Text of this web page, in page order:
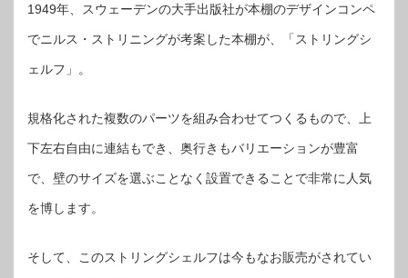
1949年、スウェーデンの大手出版社が本棚のデザインコンペ
でニルス・ストリニングが考案した本棚が、「ストリングシ
ェルフ」。
規格化された複数のパーツを組み合わせてつくるもので、上
下左右自由に連結もでき、奥行きもバリエーションが豊富
で、壁のサイズを選ぶことなく設置できることで非常に人気
を博します。
そして、このストリングシェルフは今もなお販売がされてい